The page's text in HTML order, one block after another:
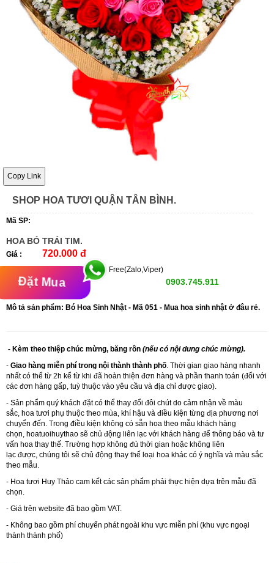
Copy Link
SHOP HOA TƯƠI QUẬN TÂN BÌNH.
Mã SP:
HOA BÓ TRÁI TIM.
Giá : 720.000 đ
Đặt Mua
Free(Zalo,Viper)
0903.745.911
Mô tả sản phẩm: Bó Hoa Sinh Nhật - Mã 051 - Mua hoa sinh nhật ở đâu rẻ.
- Kèm theo thiệp chúc mừng, băng rôn (nếu có nội dung chúc mừng).
- Giao hàng miễn phí trong nội thành thành phố . Thời gian giao hàng nhanh
nhất có thể từ 2h kể từ khi đã hoàn thiện đơn hàng và phần thanh toán (đối với
các đơn hàng gấp, tuỳ thuộc vào yêu cầu và địa chỉ được giao).
- Sản phẩm quý khách đặt có thể thay đổi đôi chút do cảm nhận về màu
sắc, hoa tươi phụ thuộc theo mùa, khí hậu và điều kiện từng địa phương nơi
chuyển đến. Trong điều kiện không có sẵn hoa theo mẫu khách hàng
chọn, hoatuoihuythao sẽ chủ động liên lạc với khách hàng để thông báo và tư
vấn hoa thay thế. Trường hợp không đủ thời gian hoặc không liên
lạc được, chúng tôi sẽ chủ động thay thế loại hoa khác có ý nghĩa và màu sắc
theo mẫu.
- Hoa tươi Huy Thảo cam kết các sản phẩm phải thực hiện dựa trên mẫu đã
chọn.
- Giá trên website đã bao gồm VAT.
- Không bao gồm phí chuyển phát ngoài khu vực miễn phí (khu vực ngoại
thành thành phố)